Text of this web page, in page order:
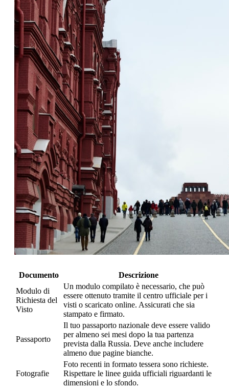
Documento
Descrizione
Modulo di
Richiesta del
Visto
Un modulo compilato è necessario, che può
essere ottenuto tramite il centro ufficiale per i
visti o scaricato online. Assicurati che sia
stampato e firmato.
Passaporto
Il tuo passaporto nazionale deve essere valido
per almeno sei mesi dopo la tua partenza
prevista dalla Russia. Deve anche includere
almeno due pagine bianche.
Fotografie
Foto recenti in formato tessera sono richieste.
Rispettare le linee guida ufficiali riguardanti le
dimensioni e lo sfondo.